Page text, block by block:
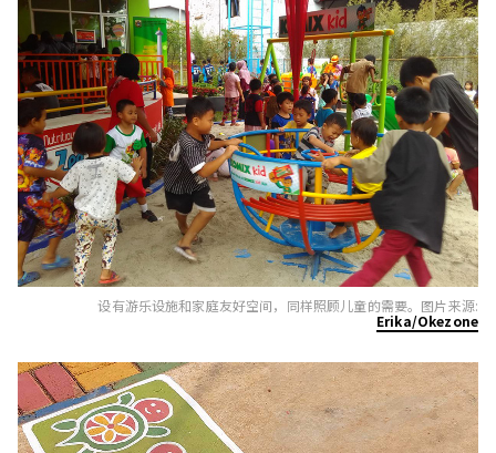
设有游乐设施和家庭友好空间，同样照顾儿童的需要。图片来源:
Erika/Okezone